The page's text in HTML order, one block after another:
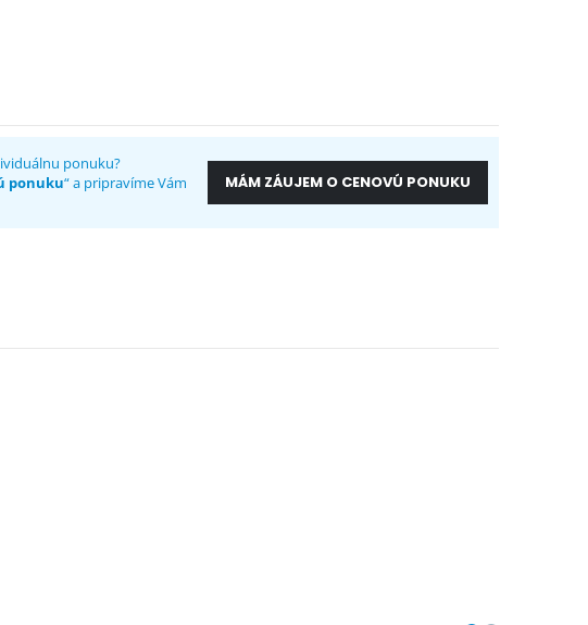
ponuku?
ponuku“ a pripravíme Vám
MÁM ZÁUJEM O CENOVÚ PONUKU